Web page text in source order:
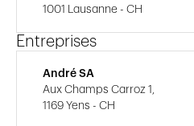
1001 Lausanne - CH
Entreprises
André SA
Aux Champs Carroz 1,
1169 Yens - CH